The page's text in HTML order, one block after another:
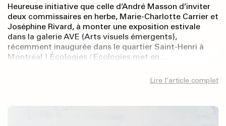
Heureuse initiative que celle d’André Masson d’inviter
deux commissaires en herbe, Marie-Charlotte Carrier et
Joséphine Rivard, à monter une exposition estivale
dans la galerie AVE (Arts visuels émergents),
récemment inaugurée dans le quartier Saint-Henri à
Montréal ! Écologies / Ecologies met en…
Lire l’article complet